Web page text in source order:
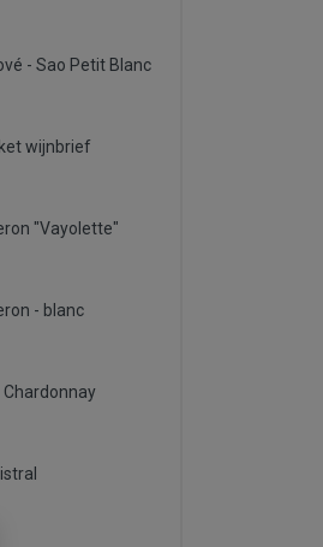
- Sao Petit Blanc
wijnbrief
"Vayolette"
- blanc
Chardonnay